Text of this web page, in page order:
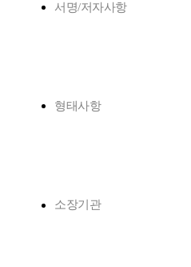
서명/저자사항
형태사항
소장기관